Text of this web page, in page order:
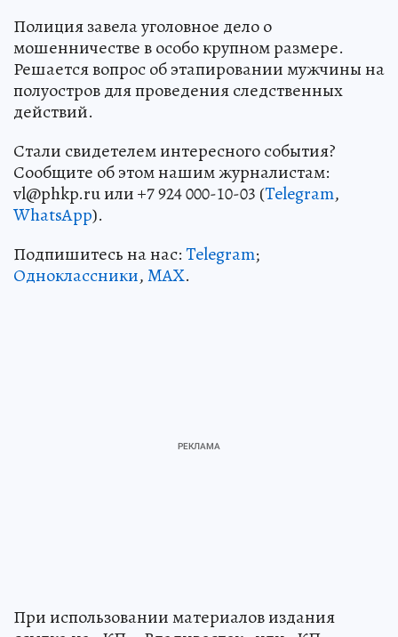
Полиция завела уголовное дело о
мошенничестве в особо крупном размере.
Решается вопрос об этапировании мужчины на
полуостров для проведения следственных
действий.
Стали свидетелем интересного события?
Сообщите об этом нашим журналистам:
vl@phkp.ru или +7 924 000-10-03 (Telegram,
WhatsApp).
Подпишитесь на нас:Telegram;
Одноклассники,MAX.
При использовании материалов издания